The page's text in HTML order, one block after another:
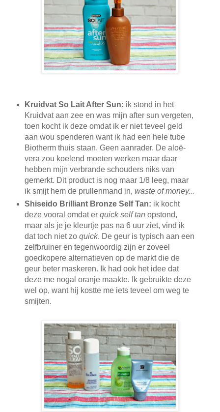
Kruidvat So Lait After Sun: ik stond in het
Kruidvat aan zee en was mijn after sun vergeten,
toen kocht ik deze omdat ik er niet teveel geld
aan wou spenderen want ik had een hele tube
Biotherm thuis staan. Geen aanrader. De aloë-
vera zou koelend moeten werken maar daar
hebben mijn verbrande schouders niks van
gemerkt. Dit product is nog maar 1/8 leeg, maar
ik smijt hem de prullenmand in, waste of money...
Shiseido Brilliant Bronze Self Tan: ik kocht
deze vooral omdat er quick self tan opstond,
maar als je je kleurtje pas na 6 uur ziet, vind ik
dat toch niet zo quick. De geur is typisch aan een
zelfbruiner en tegenwoordig zijn er zoveel
goedkopere alternatieven op de markt die de
geur beter maskeren. Ik had ook het idee dat
deze me nogal oranje maakte. Ik gebruikte deze
wel op, want hij kostte me iets teveel om weg te
smijten.